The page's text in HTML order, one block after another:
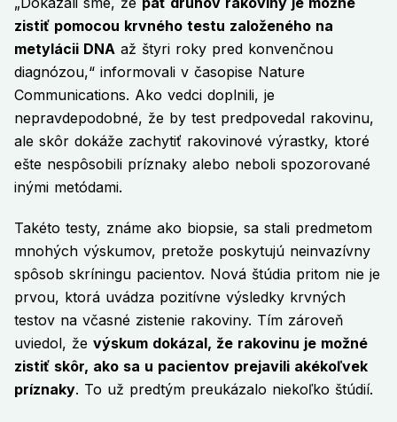
zistiť pomocou krvného testu založeného na
metylácii DNA až štyri roky pred konvenčnou
diagnózou,“ informovali v časopise Nature
Communications. Ako vedci doplnili, je
nepravdepodobné, že by test predpovedal rakovinu,
ale skôr dokáže zachytiť rakovinové výrastky, ktoré
ešte nespôsobili príznaky alebo neboli spozorované
inými metódami.
Takéto testy, známe ako biopsie, sa stali predmetom
mnohých výskumov, pretože poskytujú neinvazívny
spôsob skríningu pacientov. Nová štúdia pritom nie je
prvou, ktorá uvádza pozitívne výsledky krvných
testov na včasné zistenie rakoviny. Tím zároveň
uviedol, že výskum dokázal, že rakovinu je možné
zistiť skôr, ako sa u pacientov prejavili akékoľvek
príznaky. To už predtým preukázalo niekoľko štúdií.